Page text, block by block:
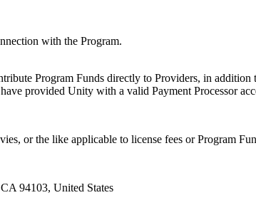
with the Program.
Program Funds directly to Providers, in
provided Unity with a valid Payment Processor
or the like applicable to license fees or Program
94103, United States